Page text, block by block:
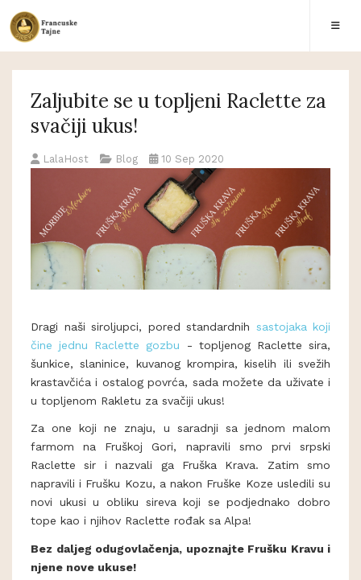
Zaljubite se u topljeni Raclette za
svačiji ukus!
LalaHost Blog 10 Sep 2020
Dragi naši siroljupci, pored standardnih sastojaka koji
čine jednu Raclette gozbu - topljenog Raclette sira,
šunkice, slaninice, kuvanog krompira, kiselih ili svežih
krastavčića i ostalog povrća, sada možete da uživate i
u topljenom Rakletu za svačiji ukus!
Za one koji ne znaju, u saradnji sa jednom malom
farmom na Fruškoj Gori, napravili smo prvi srpski
Raclette sir i nazvali ga Fruška Krava. Zatim smo
napravili i Frušku Kozu, a nakon Fruške Koze usledili su
novi ukusi u obliku sireva koji se podjednako dobro
tope kao i njihov Raclette rođak sa Alpa!
Bez daljeg odugovlačenja, upoznajte Frušku Kravu i
njene nove ukuse!